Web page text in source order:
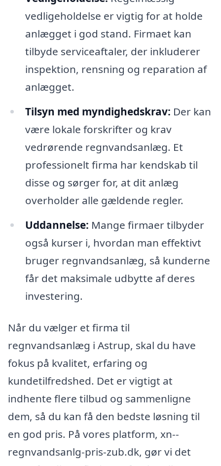
vedligeholdelse er vigtig for at holde
anlægget i god stand. Firmaet kan
tilbyde serviceaftaler, der inkluderer
inspektion, rensning og reparation af
anlægget.
Tilsyn med myndighedskrav: Der kan
være lokale forskrifter og krav
vedrørende regnvandsanlæg. Et
professionelt firma har kendskab til
disse og sørger for, at dit anlæg
overholder alle gældende regler.
Uddannelse: Mange firmaer tilbyder
også kurser i, hvordan man effektivt
bruger regnvandsanlæg, så kunderne
får det maksimale udbytte af deres
investering.
Når du vælger et firma til
regnvandsanlæg i Astrup, skal du have
fokus på kvalitet, erfaring og
kundetilfredshed. Det er vigtigt at
indhente flere tilbud og sammenligne
dem, så du kan få den bedste løsning til
en god pris. På vores platform, xn--
regnvandsanlg-pris-zub.dk, gør vi det